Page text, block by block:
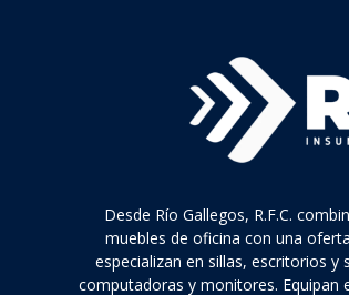
Desde Río Gallegos, R.F.C.
muebles de oficina con una
especializan en sillas, escritorios
computadoras y monitores.